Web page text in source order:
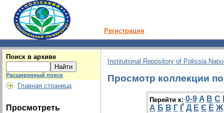
Регистрация
Поиск в архиве
Расширенный поиск
Главная страница
Просмотреть
Institutional Repository of Polissia
Просмотр коллекции
Перейти к: 0-9 A B C
А Б В Г Ґ Д Е Є Ё Ж